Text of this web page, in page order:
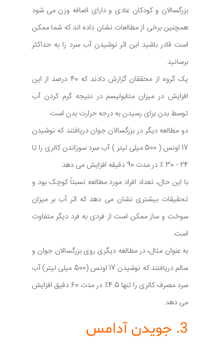
بزرگسالان و کودکان عادی و دارای اضافه وزن می شود
همچنین برخی از مطالعات نشان داده اند که شما ممکن
است قادر باشید این اثر نوشیدن آب سرد را به حداکثر
برسانید.
یک گروه از محققان گزارش دادند که 40 درصد از این
افزایش در میزان متابولیسم در نتیجه گرم کردن آب
توسط بدن برای رسیدن به درجه حرارت بدن است.
دو مطالعه دیگر در بزرگسالان جوان دریافتند که نوشیدن
17 اونس ( 500 میلی لیتر ) آب سرد سوزاندن کالری را تا
24 - 30 ٪ در مدت 90 دقیقه افزایش می دهد.
با این حال، تعداد افراد مورد مطالعه نسبتاً کوچک بود و
تحقیقات بیشتری نشان می دهد که اثر آب بر میزان
سوخت و ساز ممکن است از فردی به فرد دیگر متفاوت
است.
به عنوان مثال، در مطالعه دیگری روی بزرگسالان جوان و
سالم دریافتند که نوشیدن 17 اونس (500 میلی لیتر) آب
سرد مصرف کالری را تنها 4.5٪ در مدت 60 دقیق افزایش
می دهد.
3. جویدن آدامس